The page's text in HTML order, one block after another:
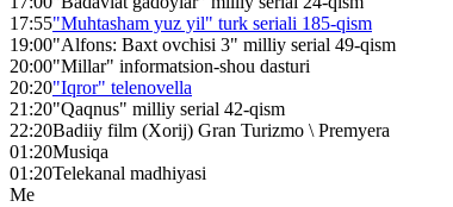
17:55"Muhtasham yuz yil" turk seriali 185-qism
19:00"Alfons: Baxt ovchisi 3" milliy serial 49-qism
20:00"Millar" informatsion-shou dasturi
20:20"Iqror" telenovella
21:20"Qaqnus" milliy serial 42-qism
22:20Badiiy film (Xorij) Gran Turizmo \ Premyera
01:20Musiqa
01:20Telekanal madhiyasi
Me